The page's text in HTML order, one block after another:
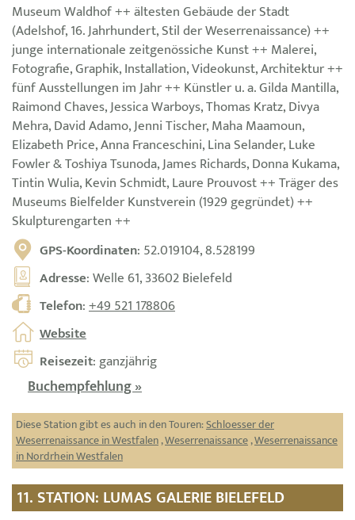
Museum Waldhof ++ ältesten Gebäude der Stadt
(Adelshof, 16. Jahrhundert, Stil der Weserrenaissance) ++
junge internationale zeitgenössiche Kunst ++ Malerei,
Fotografie, Graphik, Installation, Videokunst, Architektur ++
fünf Ausstellungen im Jahr ++ Künstler u. a. Gilda Mantilla,
Raimond Chaves, Jessica Warboys, Thomas Kratz, Divya
Mehra, David Adamo, Jenni Tischer, Maha Maamoun,
Elizabeth Price, Anna Franceschini, Lina Selander, Luke
Fowler & Toshiya Tsunoda, James Richards, Donna Kukama,
Tintin Wulia, Kevin Schmidt, Laure Prouvost ++ Träger des
Museums Bielfelder Kunstverein (1929 gegründet) ++
Skulpturengarten ++
GPS-Koordinaten: 52.019104, 8.528199
Adresse: Welle 61, 33602 Bielefeld
Telefon:+49 521 178806
Website
Reisezeit: ganzjährig
Buchempfehlung »
Diese Station gibt es auch in den Touren:Schloesser der
Weserrenaissance in Westfalen,Weserrenaissance,Weserrenaissance
in Nordrhein Westfalen
11. STATION: LUMAS GALERIE BIELEFELD